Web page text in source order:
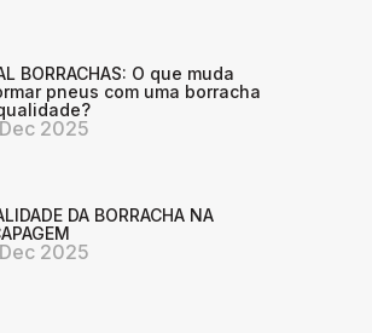
BORRACHAS: O que muda
pneus com uma borracha
2025
DA BORRACHA NA
2025